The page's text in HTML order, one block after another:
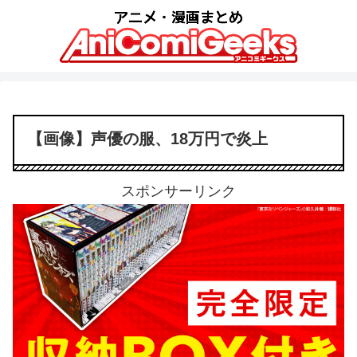
【画像】声優の服、18万円で炎上
スポンサーリンク